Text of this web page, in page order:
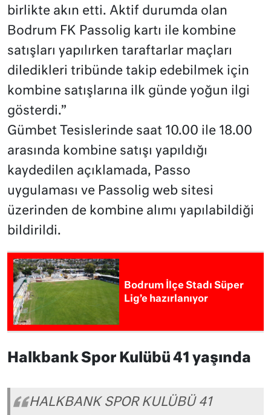
birlikte akın etti. Aktif durumda olan
Bodrum FK Passolig kartı ile kombine
satışları yapılırken taraftarlar maçları
diledikleri tribünde takip edebilmek için
kombine satışlarına ilk günde yoğun ilgi
gösterdi.”
Gümbet Tesislerinde saat 10.00 ile 18.00
arasında kombine satışı yapıldığı
kaydedilen açıklamada, Passo
uygulaması ve Passolig web sitesi
üzerinden de kombine alımı yapılabildiği
bildirildi.
Bodrum İlçe Stadı Süper
Lig’e hazırlanıyor
Halkbank Spor Kulübü 41 yaşında
HALKBANK SPOR KULÜBÜ 41